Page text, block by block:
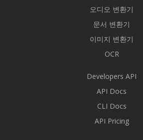
오디오 변환기
문서 변환기
이미지 변환기
OCR
Developers API
API Docs
CLI Docs
API Pricing